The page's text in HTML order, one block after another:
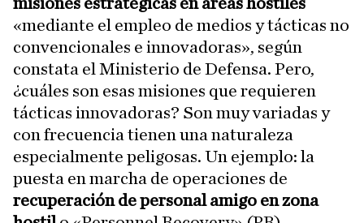
«mediante el empleo de medios y tácticas no
convencionales e innovadoras», según
constata el Ministerio de Defensa. Pero,
¿cuáles son esas misiones que requieren
tácticas innovadoras? Son muy variadas y
con frecuencia tienen una naturaleza
especialmente peligosas. Un ejemplo: la
puesta en marcha de operaciones de
recuperación de personal amigo en zona